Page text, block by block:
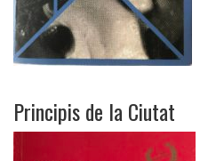
Principis de la Ciutat